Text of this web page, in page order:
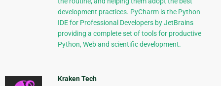
development practices. PyCharm is the Python
IDE for Professional Developers by JetBrains
providing a complete set of tools for productive
Python, Web and scientific development.
Kraken Tech